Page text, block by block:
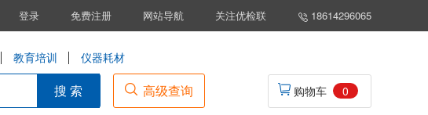
登录 免费注册 网站导航 关注优检联 18614296065
教育培训 仪器耗材
搜 索 高级查询 购物车 0